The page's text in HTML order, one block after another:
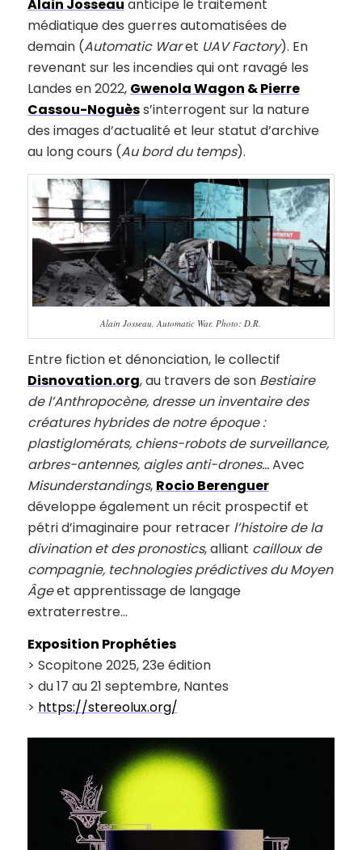
Alain Josseau anticipe le traitement
médiatique des guerres automatisées de
demain (Automatic Waret UAV Factory). En
revenant sur les incendies qui ont ravagé les
Landes en 2022, Gwenola Wagon &Pierre
Cassou-Noguèss’interrogent sur la nature
des images d’actualité et leur statut d’archive
au long cours (Au bord du temps).
Alain Josseau, Automatic War. Photo: D.R.
Entre fiction et dénonciation, le collectif
Disnovation.org, au travers de son Bestiaire
de l’Anthropocène, dresse un inventaire des
créatures hybrides de notre époque :
plastiglomérats, chiens-robots de surveillance,
arbres-antennes, aigles anti-drones…Avec
Misunderstandings, Rocio Berenguer
développe également un récit prospectif et
pétri d’imaginaire pour retracer l’histoire de la
divination et des pronostics, alliant cailloux de
compagnie, technologies prédictives du Moyen
Âgeet apprentissage de langage
extraterrestre…
Exposition Prophéties
> Scopitone 2025, 23e édition
> du 17 au 21 septembre, Nantes
> https://stereolux.org/